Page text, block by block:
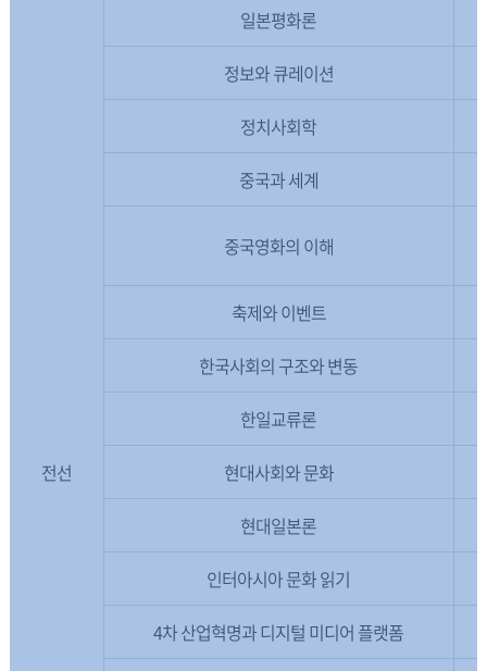
전선
일본평화론
정보와 큐레이션
정치사회학
중국과 세계
중국영화의 이해
축제와 이벤트
한국사회의 구조와 변동
한일교류론
현대사회와 문화
현대일본론
인터아시아 문화 읽기
4차 산업혁명과 디지털 미디어 플랫폼